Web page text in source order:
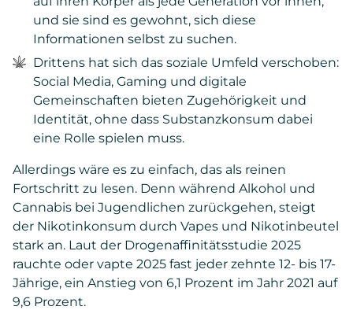
und sie sind es gewohnt, sich diese
Informationen selbst zu suchen.
Drittens hat sich das soziale Umfeld verschoben:
Social Media, Gaming und digitale
Gemeinschaften bieten Zugehörigkeit und
Identität, ohne dass Substanzkonsum dabei
eine Rolle spielen muss.
Allerdings wäre es zu einfach, das als reinen
Fortschritt zu lesen. Denn während Alkohol und
Cannabis bei Jugendlichen zurückgehen, steigt
der Nikotinkonsum durch Vapes und Nikotinbeutel
stark an. Laut der Drogenaffinitätsstudie 2025
rauchte oder vapte 2025 fast jeder zehnte 12- bis 17-
Jährige, ein Anstieg von 6,1 Prozent im Jahr 2021 auf
9,6 Prozent.